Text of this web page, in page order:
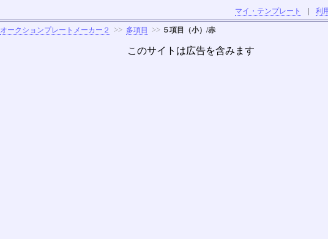
マイ・テンプレート 利
オークションプレートメーカー２ >> 多項目 >> ５項目（小）/赤
このサイトは広告を含みます